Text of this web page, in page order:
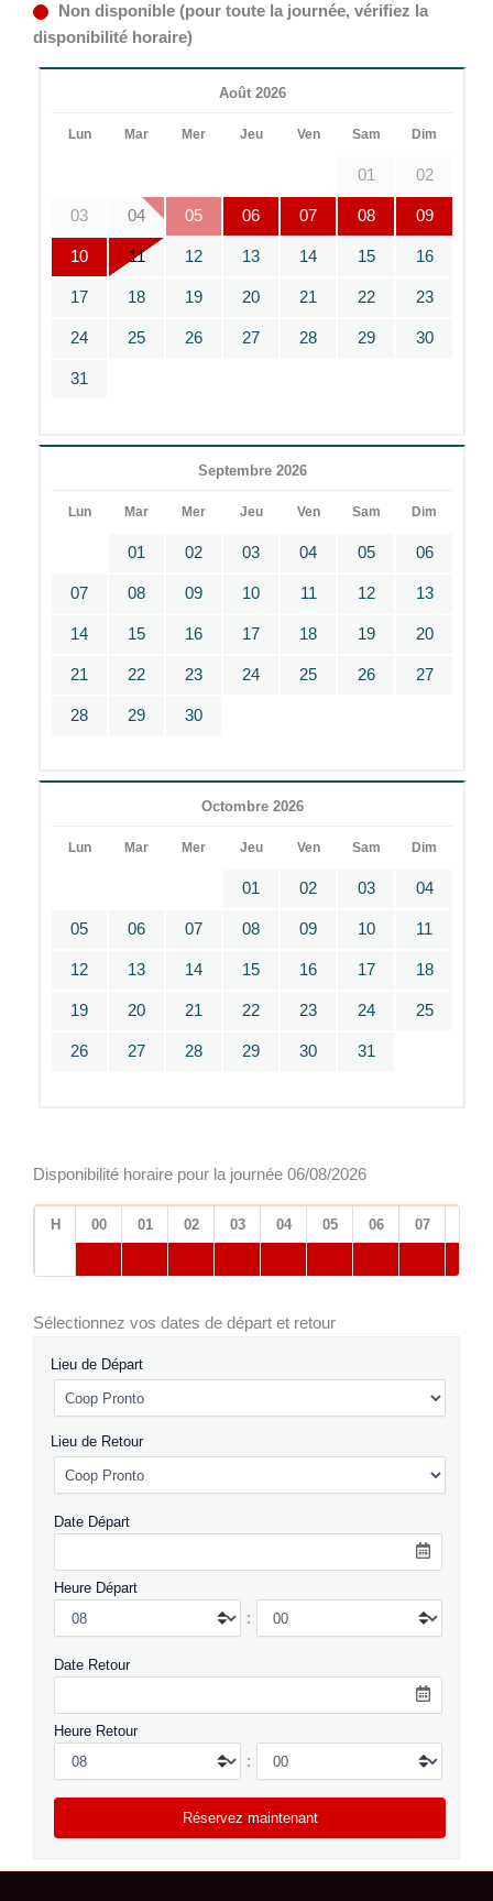
Non disponible (pour toute la journée, vérifiez la
disponibilité horaire)
Août 2026
Lun Mar Mer Jeu Ven Sam Dim
01 02
03 04 05 06 07 08 09
10 11 12 13 14 15 16
17 18 19 20 21 22 23
24 25 26 27 28 29 30
31
Septembre 2026
Lun Mar Mer Jeu Ven Sam Dim
01 02 03 04 05 06
07 08 09 10 11 12 13
14 15 16 17 18 19 20
21 22 23 24 25 26 27
28 29 30
Octombre 2026
Lun Mar Mer Jeu Ven Sam Dim
01 02 03 04
05 06 07 08 09 10 11
12 13 14 15 16 17 18
19 20 21 22 23 24 25
26 27 28 29 30 31
Disponibilité horaire pour la journée 06/08/2026
H 00 01 02 03 04 05 06 07
Sélectionnez vos dates de départ et retour
Lieu de Départ
Lieu de Retour
Date Départ
Heure Départ
:
Date Retour
Heure Retour
: